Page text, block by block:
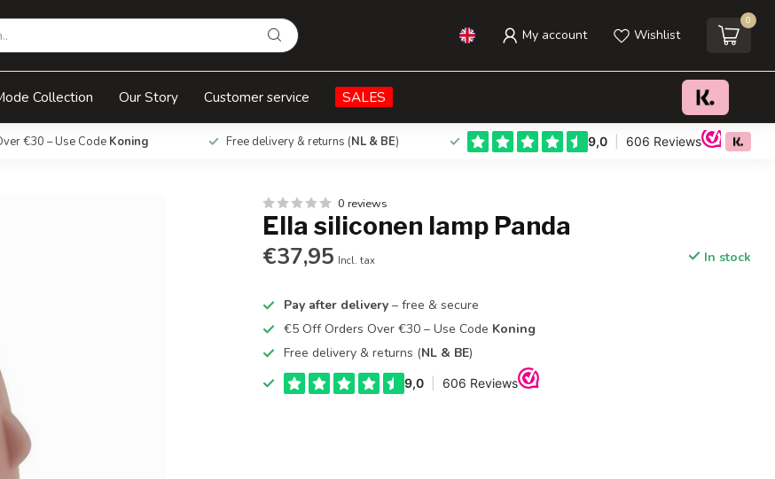
My account Wishlist
0
Collection Our Story Customer service SALES
€30 – Use Code Koning Free delivery & returns (NL & BE)
Add to cart
0 reviews
Ella siliconen lamp Panda
€37,95 Incl. tax In stock
Pay after delivery – free & secure
€5 Off Orders Over €30 – Use Code Koning
Free delivery & returns (NL & BE)